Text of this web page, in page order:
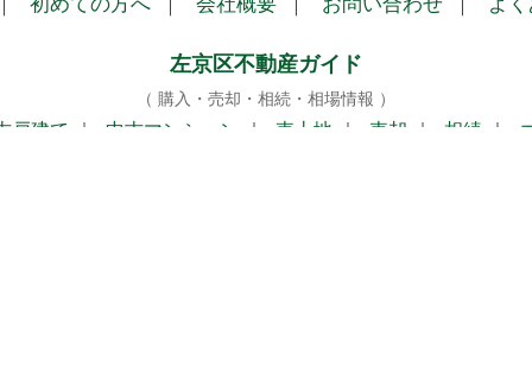
左京区不動産ガイド
（ 購入・売却・相続・相場情報 ）
戸建て ｜ 中古マンション ｜ 売土地 ｜ 売却 ｜ 相続 ｜